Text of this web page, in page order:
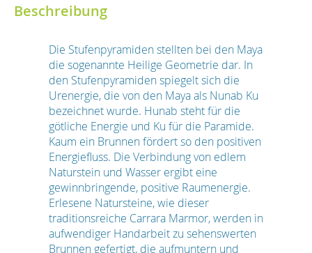
Beschreibung
Die Stufenpyramiden stellten bei den Maya
die sogenannte Heilige Geometrie dar. In
den Stufenpyramiden spiegelt sich die
Urenergie, die von den Maya als Nunab Ku
bezeichnet wurde. Hunab steht für die
götliche Energie und Ku für die Paramide.
Kaum ein Brunnen fördert so den positiven
Energiefluss. Die Verbindung von edlem
Naturstein und Wasser ergibt eine
gewinnbringende, positive Raumenergie.
Erlesene Natursteine, wie dieser
traditionsreiche Carrara Marmor, werden in
aufwendiger Handarbeit zu sehenswerten
Brunnen gefertigt, die aufmuntern und